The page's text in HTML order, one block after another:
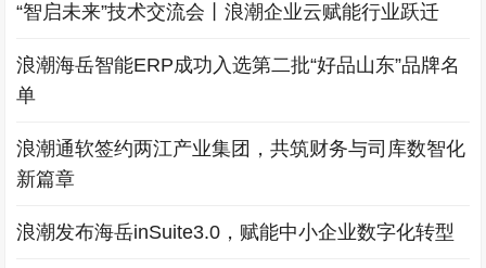
“智启未来”技术交流会丨浪潮企业云赋能行业跃迁
浪潮海岳智能ERP成功入选第二批“好品山东”品牌名
单
浪潮通软签约两江产业集团，共筑财务与司库数智化
新篇章
浪潮发布海岳inSuite3.0，赋能中小企业数字化转型